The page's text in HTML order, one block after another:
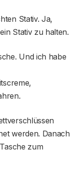
Stativ. Ja,
Stativ zu halten.
Und ich habe
werden. Danach
zum